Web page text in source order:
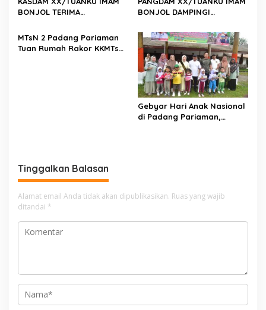
BONJOL TERIMA
ANGGOTA DPD RI H. IRMAN
GUSMAN, S.E., M.B.A., DI
BONJOL DAMPINGI
AU KE-79 DI LANUD SUTAN
SJAHRIR
MTsN 2 Padang Pariaman
Tuan Rumah Rakor KKMTs
Gebyar Hari Anak Nasional
di Padang Pariaman,
Tinggalkan Balasan
Alamat email Anda tidak akan dipublikasikan. Ruas yang wajib
ditandai *